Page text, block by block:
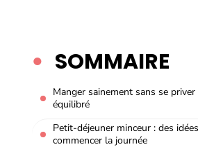
SOMMAIRE
Manger sainement sans se
équilibré
Petit-déjeuner minceur : des
commencer la journée